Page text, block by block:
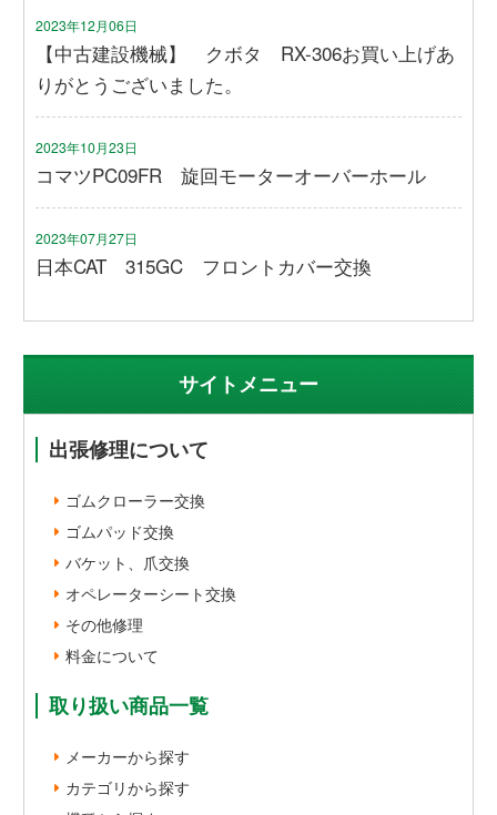
2023年12月06日
【中古建設機械】 クボタ RX-306お買い上げあ
りがとうございました。
2023年10月23日
コマツPC09FR 旋回モーターオーバーホール
2023年07月27日
日本CAT 315GC フロントカバー交換
サイトメニュー
出張修理について
ゴムクローラー交換
ゴムパッド交換
バケット、爪交換
オペレーターシート交換
その他修理
料金について
取り扱い商品一覧
メーカーから探す
カテゴリから探す